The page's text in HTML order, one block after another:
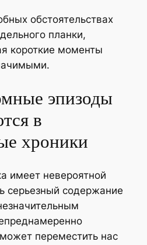
обстоятельствах
планки,
короткие моменты
эпизоды
в
хроники
имеет невероятной
серьезный содержание
переместить нас